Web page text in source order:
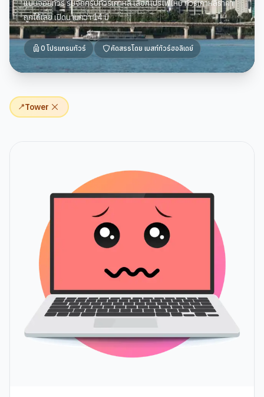
แบบจอยทัวร์ รับจัดกรุ๊ปทัวร์เกาหลี เลือกโปรไฟไหม้ ทัวร์เกาหลีราคา
ถูกได้เลย เปิดนานกว่า 14 ปี
0 โปรแกรมทัวร์ คัดสรรโดย เบสท์ทัวร์ฮอลิเดย์
📍Tower